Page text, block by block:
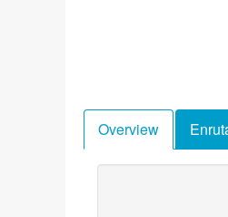
Overview